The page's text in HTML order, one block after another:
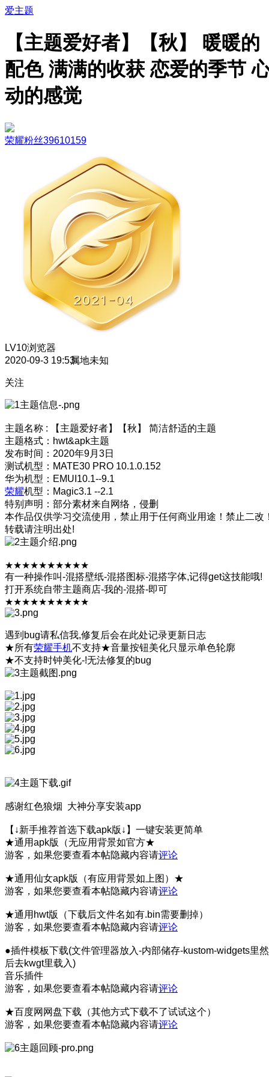
爱主题
【主题爱好者】【秋】 暖暖的
配色 满满的收获 恋爱的季节
动的感觉
荣耀粉丝39610159
LV10浏览器
2020-09-3 19:53属地未知
关注
主题名称 : 【主题爱好者】【秋】 简洁舒适的主题
主题格式：hwt&apk主题
发布时间：2020年9月3日
测试机型：MATE30 PRO 10.1.0.152
华为机型：EMUI10.1--9.1
荣耀机型：Magic3.1 --2.1
特别声明：部分素材来自网络，侵删
本作品仅供学习交流使用，禁止用于任何商业用途！禁止二改
转载请注明出处!
★★★★★★★★★★
有一种操作叫-混搭壁纸-混搭图标-混搭字体,记得get这技能哦!
打开系统自带主题商店-我的-混搭-即可
★★★★★★★★★★
遇到bug请私信我,修复后会在此处记录更新日志
★所有荣耀手机不支持★音量按钮美化只显示单色轮廓
★不支持时钟美化-!无法修复的bug
感谢红色狼烟 大神分享安装app
【↓新手推荐首选下载apk版↓】一键安装更简单
★通用apk版（无应用背景如官方★
游客，如果您要查看本帖隐藏内容请评论
★通用仙女apk版（有应用背景如上图）★
游客，如果您要查看本帖隐藏内容请评论
★通用hwt版（下载后文件名如有.bin需要删掉）
游客，如果您要查看本帖隐藏内容请评论
●插件模板下载(文件管理器放入-内部储存-kustom-widgets里然
后去kwgt里载入)
音乐插件
游客，如果您要查看本帖隐藏内容请评论
★百度网网盘下载（其他方式下载不了试试这个）
游客，如果您要查看本帖隐藏内容请评论